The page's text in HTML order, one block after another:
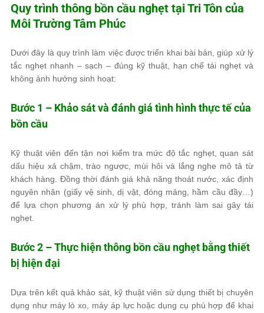
Quy trình thông bồn cầu nghẹt tại Tri Tôn của
Môi Trường Tâm Phúc
Dưới đây là quy trình làm việc được triển khai bài bản, giúp xử lý
tắc nghẹt nhanh – sạch – đúng kỹ thuật, hạn chế tái nghẹt và
không ảnh hưởng sinh hoạt:
Bước 1 – Khảo sát và đánh giá tình hình thực tế của
bồn cầu
Kỹ thuật viên đến tận nơi kiểm tra mức độ tắc nghẹt, quan sát
dấu hiệu xả chậm, trào ngược, mùi hôi và lắng nghe mô tả từ
khách hàng. Đồng thời đánh giá khả năng thoát nước, xác định
nguyên nhân (giấy vệ sinh, dị vật, đóng mảng, hầm cầu đầy…)
để lựa chọn phương án xử lý phù hợp, tránh làm sai gây tái
nghẹt.
Bước 2 – Thực hiện thông bồn cầu nghẹt bằng thiết
bị hiện đại
Dựa trên kết quả khảo sát, kỹ thuật viên sử dụng thiết bị chuyên
dụng như máy lò xo, máy áp lực hoặc dụng cụ phù hợp để khai